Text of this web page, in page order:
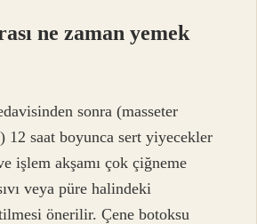
ne zaman yemek
sonra (masseter
12 saat boyunca sert yiyecekler
işlem akşamı çok çiğneme
veya püre halindeki
önerilir. Çene botoksu